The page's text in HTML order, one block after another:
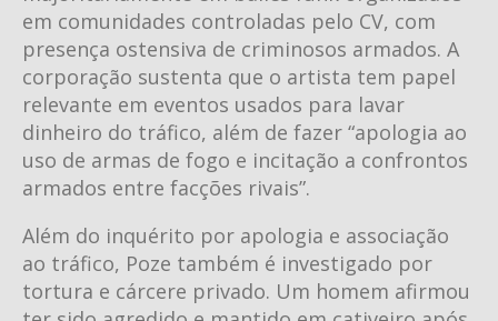
em comunidades controladas pelo CV, com
presença ostensiva de criminosos armados. A
corporação sustenta que o artista tem papel
relevante em eventos usados para lavar
dinheiro do tráfico, além de fazer “apologia ao
uso de armas de fogo e incitação a confrontos
armados entre facções rivais”.
Além do inquérito por apologia e associação
ao tráfico, Poze também é investigado por
tortura e cárcere privado. Um homem afirmou